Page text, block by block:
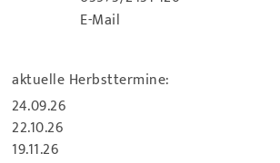
E-Mail
aktuelle Herbsttermine:
24.09.26
22.10.26
19.11.26